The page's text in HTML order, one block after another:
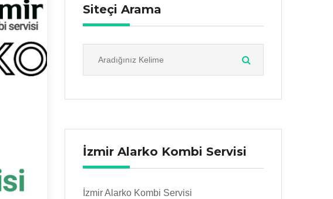
Siteçi Arama
İzmir Alarko Kombi Servisi
İzmir Alarko Kombi Servisi